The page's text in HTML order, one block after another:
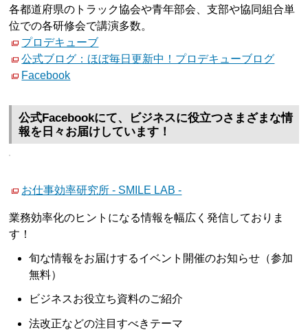
各都道府県のトラック協会や青年部会、支部や協同組合単
位での各研修会で講演多数。
プロデキューブ
公式ブログ：ほぼ毎日更新中！プロデキューブログ
Facebook
公式Facebookにて、ビジネスに役立つさまざまな情
報を日々お届けしています！
お仕事効率研究所 - SMILE LAB -
業務効率化のヒントになる情報を幅広く発信しておりま
す！
旬な情報をお届けするイベント開催のお知らせ（参加
無料）
ビジネスお役立ち資料のご紹介
法改正などの注目すべきテーマ